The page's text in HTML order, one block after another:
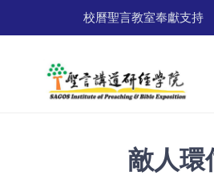
校曆聖言教室奉獻支持
敵人環